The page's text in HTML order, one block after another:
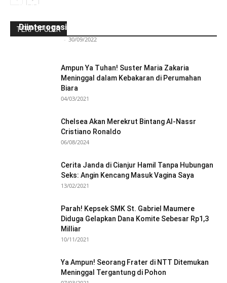
TERPOPULER
Ini Kronologinya! Diduga Teriaki Kata Sambo,
Diinterogasi Aparat Polres Sikka
- 30/09/2022
Ampun Ya Tuhan! Suster Maria Zakaria
Meninggal dalam Kebakaran di Perumahan
Biara
04/03/2021
Chelsea Akan Merekrut Bintang Al-Nassr
Cristiano Ronaldo
06/08/2024
Cerita Janda di Cianjur Hamil Tanpa Hubungan
Seks: Angin Kencang Masuk Vagina Saya
13/02/2021
Parah! Kepsek SMK St. Gabriel Maumere
Diduga Gelapkan Dana Komite Sebesar Rp1,3
Milliar
10/11/2021
Ya Ampun! Seorang Frater di NTT Ditemukan
Meninggal Tergantung di Pohon